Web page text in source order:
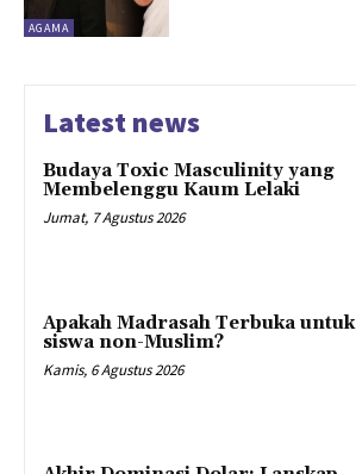
AGAMA
Latest news
Budaya Toxic Masculinity yang
Membelenggu Kaum Lelaki
Jumat, 7 Agustus 2026
Apakah Madrasah Terbuka untuk
siswa non-Muslim?
Kamis, 6 Agustus 2026